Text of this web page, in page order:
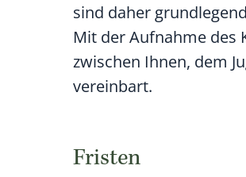
sind daher
Mit der Aufnahme des
zwischen Ihnen, dem
vereinbart.
Fristen